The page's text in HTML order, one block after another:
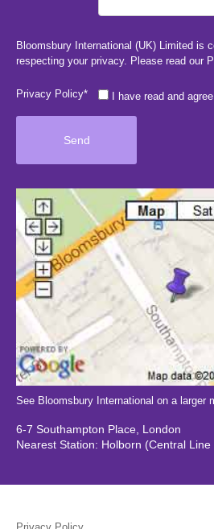
Bloomsbury International (UK) Limited is
respecting your privacy. Please read our
Privacy Policy* I have read and
See Bloomsbury International on a larger
6-7 Southampton Place, London
Nearest Station: Holborn (Central Line